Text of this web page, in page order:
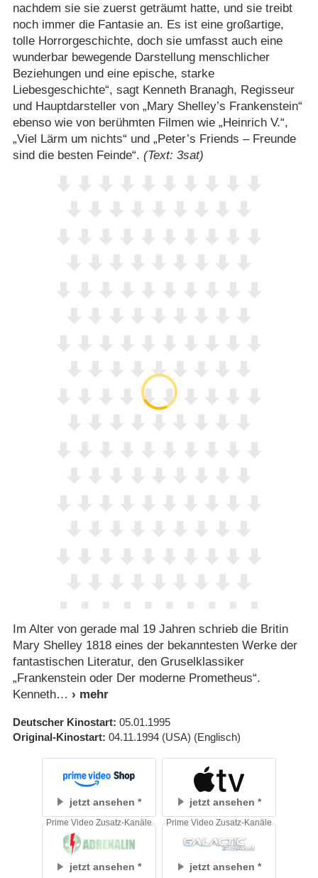
nachdem sie sie zuerst geträumt hatte, und sie treibt
noch immer die Fantasie an. Es ist eine großartige,
tolle Horrorgeschichte, doch sie umfasst auch eine
wunderbar bewegende Darstellung menschlicher
Beziehungen und eine epische, starke
Liebesgeschichte“, sagt Kenneth Branagh, Regisseur
und Hauptdarsteller von „Mary Shelley’s Frankenstein“
ebenso wie von berühmten Filmen wie „Heinrich V.“,
„Viel Lärm um nichts“ und „Peter’s Friends – Freunde
sind die besten Feinde“. (Text: 3sat)
Im Alter von gerade mal 19 Jahren schrieb die Britin
Mary Shelley 1818 eines der bekanntesten Werke der
fantastischen Literatur, den Gruselklassiker
„Frankenstein oder Der moderne Prometheus“.
Kenneth
Deutscher Kinostart 05.01.1995
Original-Kinostart 04.11.1994 (USA) (Englisch)
jetzt ansehen jetzt ansehen
jetzt ansehen
Prime Video Zusatz-Kanäle
jetzt ansehen
Prime Video Zusatz-Kanäle